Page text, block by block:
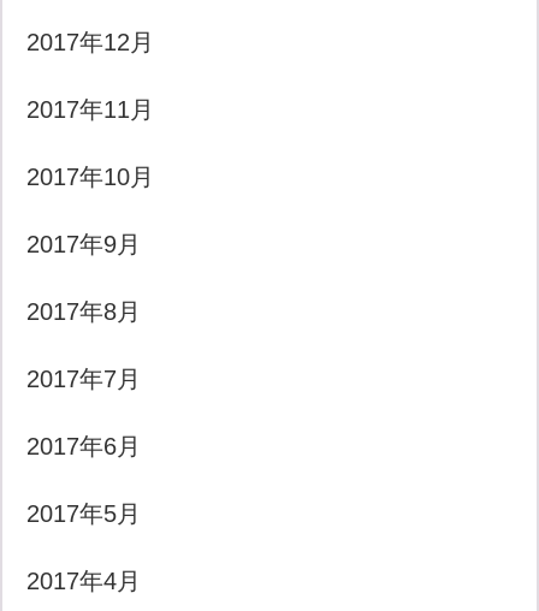
2017年12月
2017年11月
2017年10月
2017年9月
2017年8月
2017年7月
2017年6月
2017年5月
2017年4月